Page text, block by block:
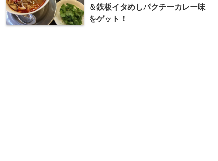
＆鉄板イタめしパクチーカレー味
をゲット！